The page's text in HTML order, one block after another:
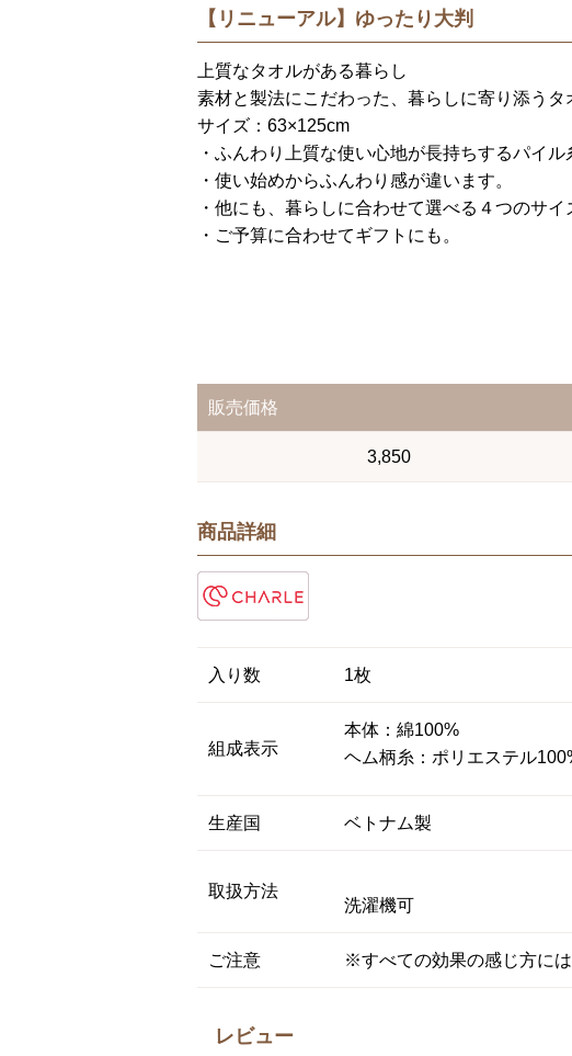
【リニューアル】ゆったり大判
上質なタオルがある暮らし
素材と製法にこだわった、暮らしに寄り添うタ
サイズ：63×125cm
・ふんわり上質な使い心地が長持ちするパイル
・使い始めからふんわり感が違います。
・他にも、暮らしに合わせて選べる４つのサイ
・ご予算に合わせてギフトにも。
販売価格
3,850
商品詳細
入り数 1枚
組成表示
本体：綿100%
ヘム柄糸：ポリエステル
生産国 ベトナム製
取扱方法
洗濯機可
ご注意 ※すべての効果の感じ方には
レビュー